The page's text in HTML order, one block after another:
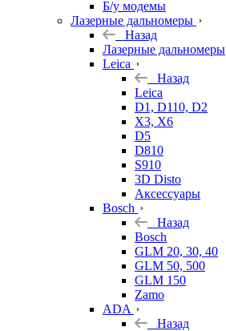
Б/у модемы
Лазерные дальномеры
Назад
Лазерные дальномеры
Leica
Назад
Leica
D1, D110, D2
X3, X6
D5
D810
S910
3D Disto
Аксессуары
Bosch
Назад
Bosch
GLM 20, 30, 40
GLM 50, 500
GLM 150
Zamo
ADA
Назад